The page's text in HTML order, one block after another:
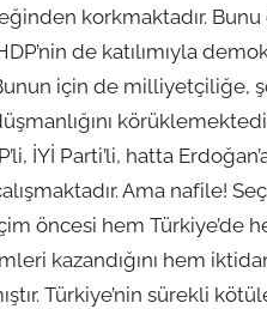
korkmaktadır.
de katılımıyla
için de milliyetçiliğe,
İYİ Parti’li, hatta
Ama nafile!
öncesi hem Türkiye’de
kazandığını hem
Türkiye’nin sürekli